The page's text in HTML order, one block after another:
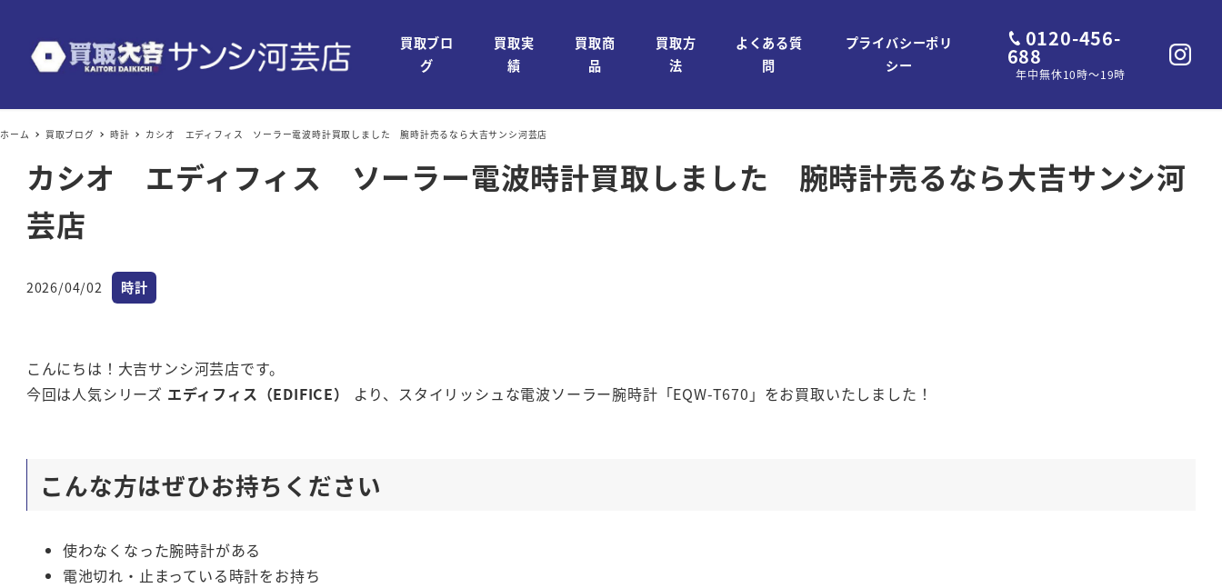
買取ブロ
グ
買取実
績
買取商
品
買取方
法
よくある質
問
プライバシーポリ
シー
0120-456-
688
年中無休10時～19時
ホーム 買取ブログ 時計 カシオ エディフィス ソーラー電波時計買取しました 腕時計売るなら大吉サンシ河芸店
カシオ エディフィス ソーラー電波時計買取しました 腕時計売るなら大吉サンシ河
芸店
投稿日
2026/04/02 カテゴリー
時計
こんにちは！大吉サンシ河芸店です。
今回は人気シリーズ エディフィス（EDIFICE） より、スタイリッシュな電波ソーラー腕時計「EQW-T670」をお買取いたしました！
こんな方はぜひお持ちください
使わなくなった腕時計がある
電池切れ・止まっている時計をお持ち